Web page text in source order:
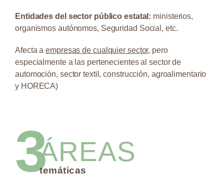
Entidades del sector público estatal: ministerios,
organismos autónomos, Seguridad Social, etc.
Afecta aempresas de cualquier sector, pero
especialmente a las pertenecientes al sector de
automoción, sector textil, construcción, agroalimentario
y HORECA)
3ÁREAS
temáticas